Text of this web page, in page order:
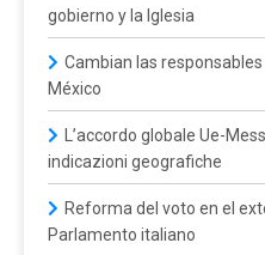
gobierno y la Iglesia
Cambian las
México
L’accordo globale Ue-
indicazioni geografiche
Reforma del voto en el
Parlamento italiano